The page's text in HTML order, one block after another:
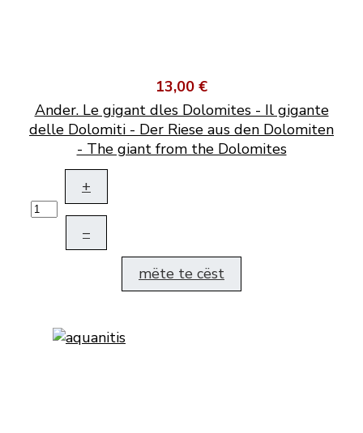
13,00 €
Ander. Le gigant dles Dolomites - Il gigante
delle Dolomiti - Der Riese aus den Dolomiten
- The giant from the Dolomites
+
–
mëte te cëst